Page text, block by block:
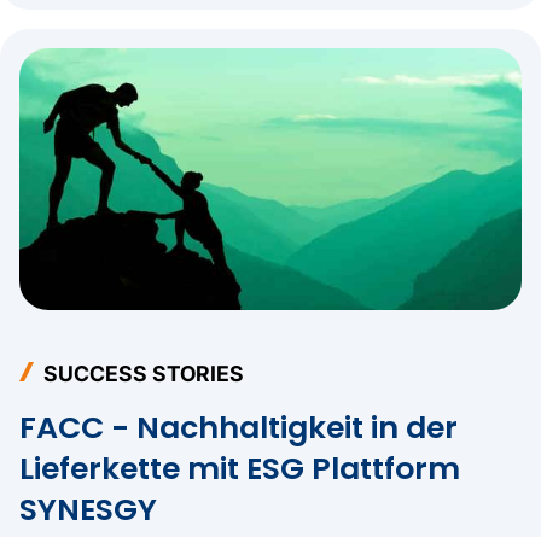
SUCCESS STORIES
FACC - Nachhaltigkeit in der
Lieferkette mit ESG Plattform
SYNESGY